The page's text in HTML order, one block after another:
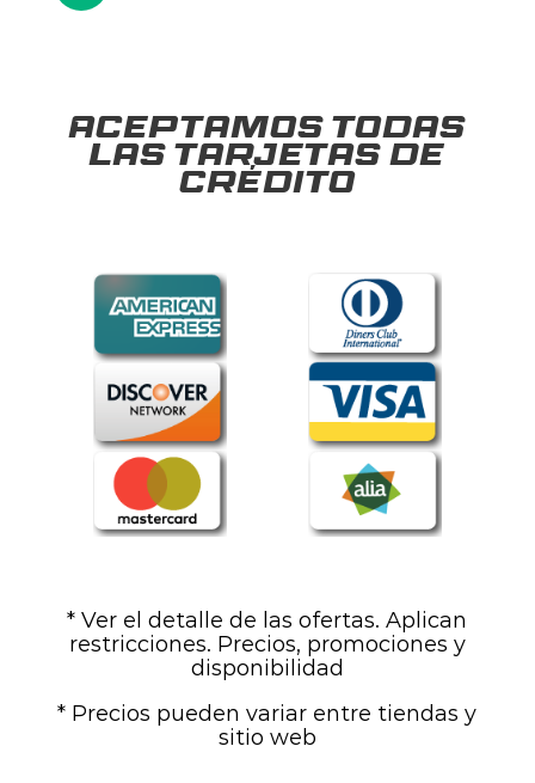
Aceptamos todas
las tarjetas de
crédito
* Ver el detalle de las ofertas. Aplican
restricciones. Precios, promociones y
disponibilidad
* Precios pueden variar entre tiendas y
sitio web